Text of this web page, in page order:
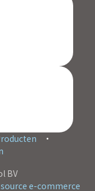
•
BV
e-commerce